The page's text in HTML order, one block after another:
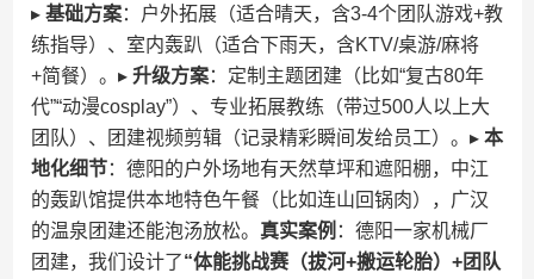
▸ ​ ​基础方案​​：户外拓展（适合晴天，含3-4个团队游戏+教
练指导）、室内轰趴（适合下雨天，含KTV/桌游/麻将
+简餐）。▸ ​ ​升级方案​​：定制主题团建（比如“复古80年
代”“动漫cosplay”）、专业拓展教练（带过500人以上大
团队）、团建视频剪辑（记录精彩瞬间发给员工）。▸ ​ ​本
地化细节​​：德阳的户外场地有天然草坪和遮阳棚，中江
的轰趴馆提供本地特色午餐（比如连山回锅肉），广汉
的温泉团建还能泡汤放松。​ ​真实案例​ ​：德阳一家机械厂
团建，我们设计了​​“体能挑战赛（拔河+搬运轮胎）+团队